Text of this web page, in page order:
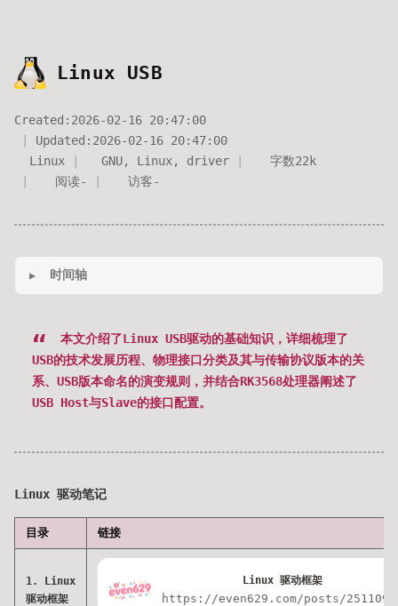
Linux USB
Created: 2026-02-16 20:47:00
Updated: 2026-02-16 20:47:00
Linux
GNU, Linux, driver 字数22k
阅读- 访客-
时间轴
本文介绍了Linux USB驱动的基础知识，详细梳理了
USB的技术发展历程、物理接口分类及其与传输协议版本的关
系、USB版本命名的演变规则，并结合RK3568处理器阐述了
USB Host与Slave的接口配置。
Linux 驱动笔记
目录 链接
1. Linux
驱动框架
Linux 驱动框架
https://even629.com/posts/